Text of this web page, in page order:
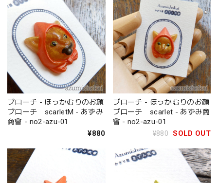
ブローチ - ほっかむりのお顔
ブローチ scarletM - あずみ
商會 - no2-azu-01
¥880
ブローチ - ほっかむりのお顔
ブローチ scarlet - あずみ商
會 - no2-azu-01
¥880 SOLD OUT